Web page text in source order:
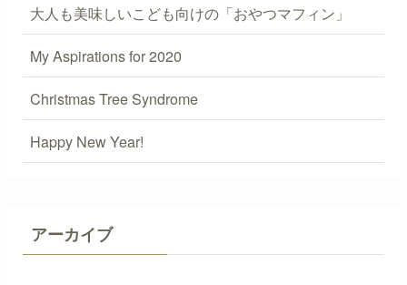
大人も美味しいこども向けの「おやつマフィン」
My Aspirations for 2020
Christmas Tree Syndrome
Happy New Year!
アーカイブ